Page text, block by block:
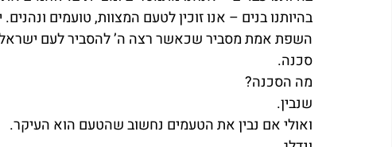
בהיותנו בנים – אנו זוכין לטעם המצוות, טועמים
השפת אמת מסביר שכאשר רצה ה’ להסביר לעם
סכנה.
מה הסכנה?
שנבין.
ואולי אם נבין את הטעמים נחשוב שהטעם הוא העיקר.